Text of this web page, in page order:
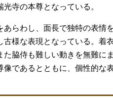
寺の本尊となっている。
らわし、面長で独特の表情
古様な表現となっている。着
た脇侍も難しい動きを無難に
であるとともに、個性的な